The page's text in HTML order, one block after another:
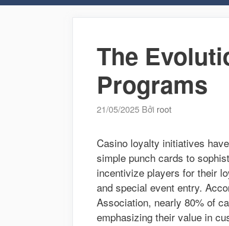
The
Programs
21/05/2025 Bởi root
Casino loyalty initiatives
simple punch cards to
incentivize players for their
and special event entry.
Association, nearly 80% of
emphasizing their value in